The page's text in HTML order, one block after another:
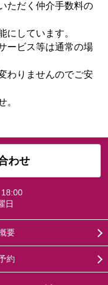
ただく仲介手数料の
にしています。
ービス等は通常の場
わりませんのでご安
。
わせ
日
要
約